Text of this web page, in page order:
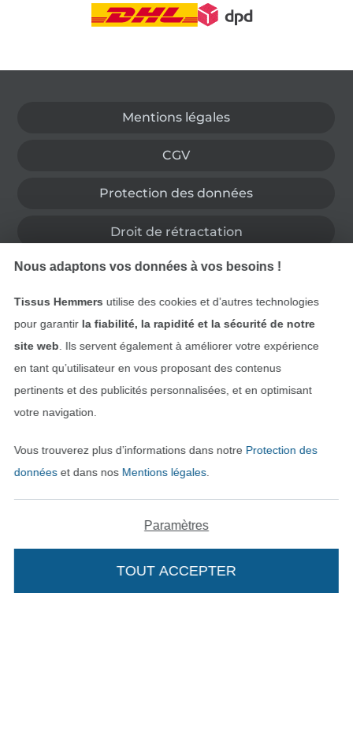
Mentions légales
CGV
Protection des données
Droit de rétractation
Contact
Trouvez plus d’idées
Nederlands
Passer à la boutique
Français
Passer à la
Nous adaptons vos données à vos besoins !
Tissus Hemmers utilise des cookies et d’autres technologies
pour garantir la fiabilité, la rapidité et la sécurité de notre
site web . Ils servent également à améliorer votre expérience
en tant qu’utilisateur en vous proposant des contenus
pertinents et des publicités personnalisées, et en optimisant
votre navigation.
Vous trouverez plus d’informations dans notre Protection des
donnéeset dans nos Mentions légales.
Paramètres
TOUT ACCEPTER